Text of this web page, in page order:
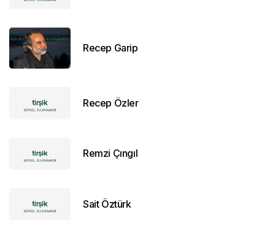
Recep Garip
Recep Özler
Remzi Çıngıl
Sait Öztürk